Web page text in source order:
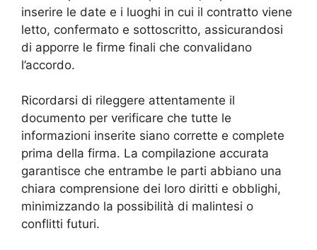
inserire le date e i luoghi in cui il contratto viene
letto, confermato e sottoscritto, assicurandosi
di apporre le firme finali che convalidano
l’accordo.
Ricordarsi di rileggere attentamente il
documento per verificare che tutte le
informazioni inserite siano corrette e complete
prima della firma. La compilazione accurata
garantisce che entrambe le parti abbiano una
chiara comprensione dei loro diritti e obblighi,
minimizzando la possibilità di malintesi o
conflitti futuri.